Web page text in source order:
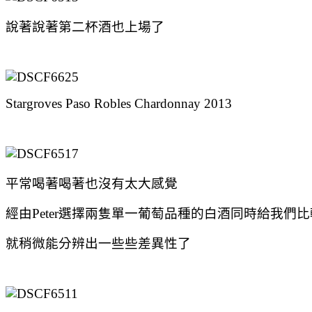
說著說著第二杯酒也上場了
Stargroves Paso Robles Chardonnay 2013
平常喝著喝著也沒有太大感覺
經由Peter選擇兩隻單一葡萄品種的白酒同時給我們
就稍微能分辨出一些些差異性了